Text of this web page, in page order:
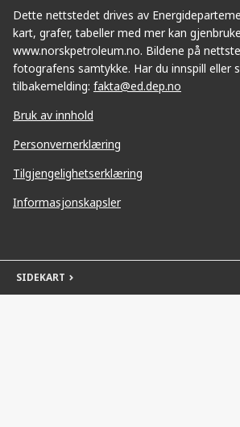
Dette nettstedet drives av
kart, grafer, tabeller med mer kan
www.norskpetroleum.no. Bildene på
fotografens samtykke. Har du innspill eller
tilbakemelding: fakta@ed.dep.no
Bruk av innhold
Personvernerklæring
Tilgjengelighetserklæring
Informasjonskapsler
SIDEKART